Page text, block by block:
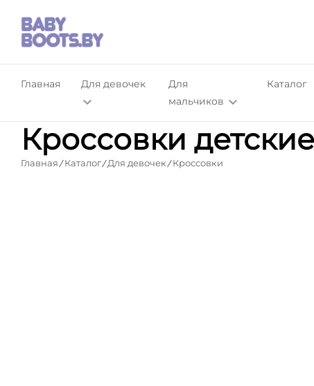
Главная Для девочек
Для
мальчиков
Каталог
Кроссовки детские
Главная Каталог Для девочек Кроссовки